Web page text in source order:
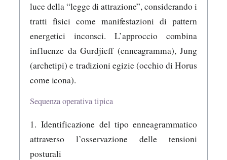
luce della “legge di attrazione”, considerando i
tratti fisici come manifestazioni di pattern
energetici inconsci. L’approccio combina
influenze da Gurdjieff (enneagramma), Jung
(archetipi) e tradizioni egizie (occhio di Horus
come icona).
Sequenza operativa tipica
1. Identificazione del tipo enneagrammatico
attraverso l’osservazione delle tensioni
posturali